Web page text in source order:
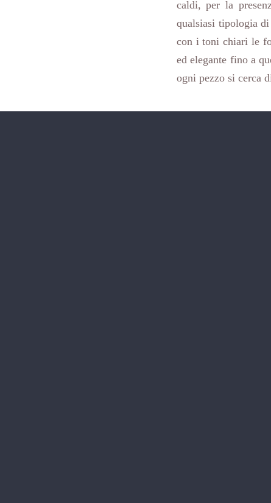
caldi, per la
qualsiasi tipologia
con i toni chiari le
ed elegante fino a
ogni pezzo si cerca